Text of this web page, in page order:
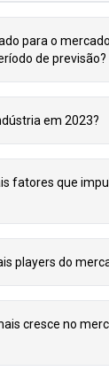
para o
de previsão?
em 2023?
fatores que
players do
cresce no